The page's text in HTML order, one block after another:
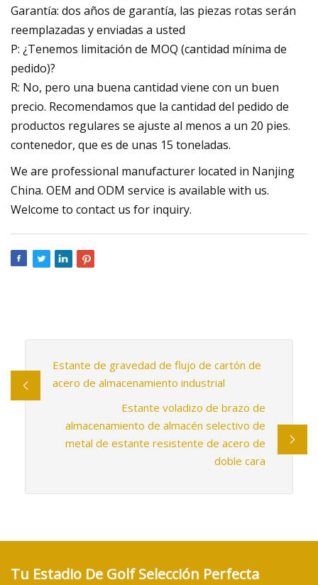
Garantía: dos años de garantía, las piezas rotas serán
reemplazadas y enviadas a usted
P: ¿Tenemos limitación de MOQ (cantidad mínima de
pedido)?
R: No, pero una buena cantidad viene con un buen
precio. Recomendamos que la cantidad del pedido de
productos regulares se ajuste al menos a un 20 pies.
contenedor, que es de unas 15 toneladas.
We are professional manufacturer located in Nanjing
China. OEM and ODM service is available with us.
Welcome to contact us for inquiry.
Estante de gravedad de flujo de cartón de
acero de almacenamiento industrial
Estante voladizo de brazo de
almacenamiento de almacén selectivo de
metal de estante resistente de acero de
doble cara
Tu Estadio De Golf Selección Perfecta